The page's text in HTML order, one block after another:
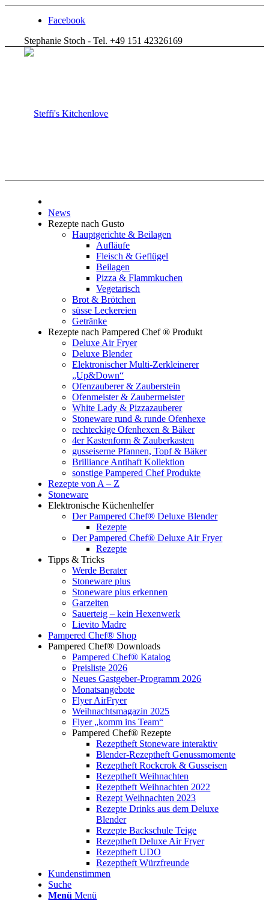
Facebook
Stephanie Stoch - Tel. +49 151 42326169
News
Rezepte nach Gusto
Hauptgerichte & Beilagen
Aufläufe
Fleisch & Geflügel
Beilagen
Pizza & Flammkuchen
Vegetarisch
Brot & Brötchen
süsse Leckereien
Getränke
Rezepte nach Pampered Chef ® Produkt
Deluxe Air Fryer
Deluxe Blender
Elektronischer Multi-Zerkleinerer
„Up&Down“
Ofenzauberer & Zauberstein
Ofenmeister & Zaubermeister
White Lady & Pizzazauberer
Stoneware rund & runde Ofenhexe
rechteckige Ofenhexen & Bäker
4er Kastenform & Zauberkasten
gusseiserne Pfannen, Topf & Bäker
Brilliance Antihaft Kollektion
sonstige Pampered Chef Produkte
Rezepte von A – Z
Stoneware
Elektronische Küchenhelfer
Der Pampered Chef® Deluxe Blender
Rezepte
Der Pampered Chef® Deluxe Air Fryer
Rezepte
Tipps & Tricks
Werde Berater
Stoneware plus
Stoneware plus erkennen
Garzeiten
Sauerteig – kein Hexenwerk
Lievito Madre
Pampered Chef® Shop
Pampered Chef® Downloads
Pampered Chef® Katalog
Preisliste 2026
Neues Gastgeber-Programm 2026
Monatsangebote
Flyer AirFryer
Weihnachtsmagazin 2025
Flyer „komm ins Team“
Pampered Chef® Rezepte
Rezeptheft Stoneware interaktiv
Blender-Rezeptheft Genussmomente
Rezeptheft Rockcrok & Gusseisen
Rezeptheft Weihnachten
Rezeptheft Weihnachten 2022
Rezept Weihnachten 2023
Rezepte Drinks aus dem Deluxe
Blender
Rezepte Backschule Teige
Rezeptheft Deluxe Air Fryer
Rezeptheft UDO
Rezeptheft Würzfreunde
Kundenstimmen
Suche
Menü Menü